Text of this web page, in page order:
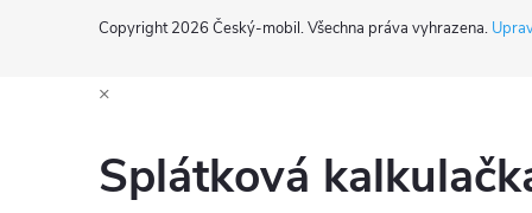
Copyright 2026 Český-mobil. Všechna práva vyhrazena.
×
Splátková